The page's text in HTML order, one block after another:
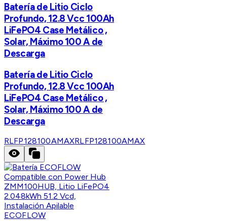
Batería de Litio Ciclo
Profundo, 12.8 Vcc 100Ah
LiFePO4 Case Metálico ,
Solar, Máximo 100 A de
Descarga
Batería de Litio Ciclo
Profundo, 12.8 Vcc 100Ah
LiFePO4 Case Metálico ,
Solar, Máximo 100 A de
Descarga
RLFP128100AMAXRLFP128100AMAX
ECOFLOW